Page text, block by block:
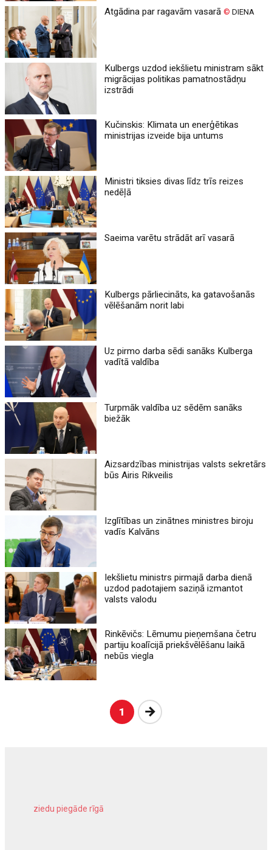
Atgādina par ragavām vasarā© DIENA
Kulbergs uzdod iekšlietu ministram sākt
migrācijas politikas pamatnostādņu
izstrādi
Kučinskis: Klimata un enerģētikas
ministrijas izveide bija untums
Ministri tiksies divas līdz trīs reizes
nedēļā
Saeima varētu strādāt arī vasarā
Kulbergs pārliecināts, ka gatavošanās
vēlēšanām norit labi
Uz pirmo darba sēdi sanāks Kulberga
vadītā valdība
Turpmāk valdība uz sēdēm sanāks
biežāk
Aizsardzības ministrijas valsts sekretārs
būs Airis Rikveilis
Izglītības un zinātnes ministres biroju
vadīs Kalvāns
Iekšlietu ministrs pirmajā darba dienā
uzdod padotajiem saziņā izmantot
valsts valodu
Rinkēvičs: Lēmumu pieņemšana četru
partiju koalīcijā priekšvēlēšanu laikā
nebūs viegla
1 Nākošā
ziedu piegāde rīgā